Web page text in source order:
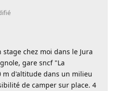
chez moi dans le Jura
gare sncf "La
m d'altitude dans un milieu
de camper sur place. 4